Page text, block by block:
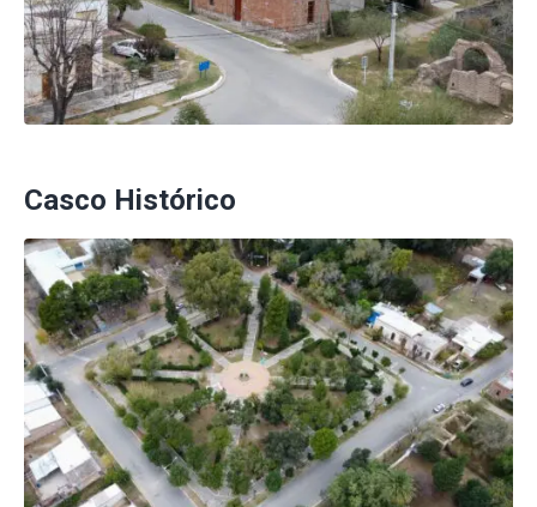
Casco Histórico